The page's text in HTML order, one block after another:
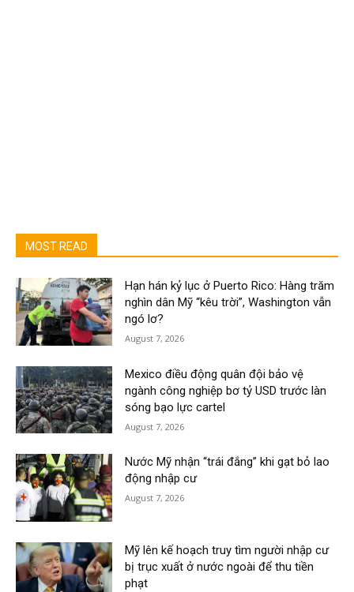
MOST READ
Hạn hán kỷ lục ở Puerto Rico: Hàng trăm
nghìn dân Mỹ “kêu trời”, Washington vẫn
ngó lơ?
August 7, 2026
Mexico điều động quân đội bảo vệ
ngành công nghiệp bơ tỷ USD trước làn
sóng bạo lực cartel
August 7, 2026
Nước Mỹ nhận “trái đắng” khi gạt bỏ lao
động nhập cư
August 7, 2026
Mỹ lên kế hoạch truy tìm người nhập cư
bị trục xuất ở nước ngoài để thu tiền
phạt